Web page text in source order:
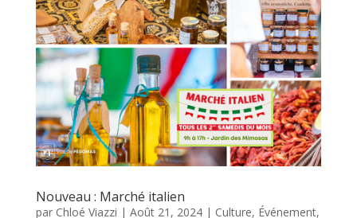
Nouveau : Marché italien
par Chloé Viazzi | Août 21, 2024| Culture, Événement,